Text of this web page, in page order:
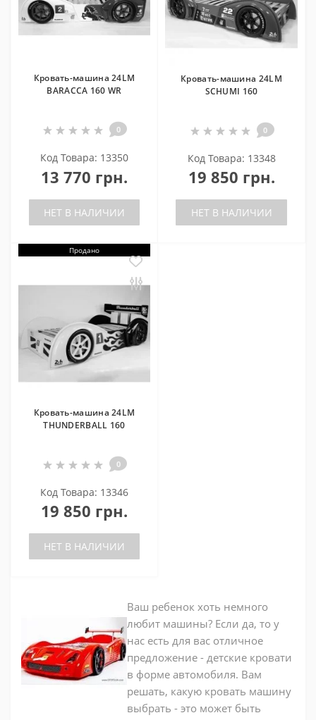
Кровать-машина 24LM
BARACCA 160 WR
0
Код Товара: 13350
13 770 грн.
НЕТ В НАЛИЧИИ
Кровать-машина 24LM
SCHUMI 160
0
Код Товара: 13348
19 850 грн.
НЕТ В НАЛИЧИИ
Продано
Кровать-машина 24LM
THUNDERBALL 160
0
Код Товара: 13346
19 850 грн.
НЕТ В НАЛИЧИИ
Ваш ребенок хоть немного
любит машины? Если да, то у
нас есть для вас отличное
предложение - детские кровати
в форме автомобиля. Вам
решать, какую кровать машину
выбрать - это может быть